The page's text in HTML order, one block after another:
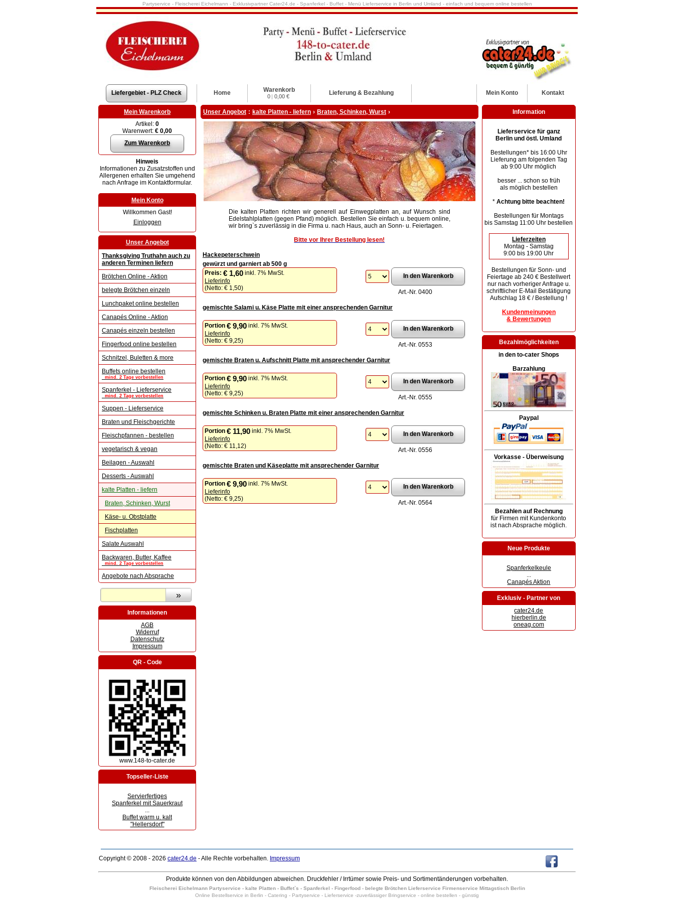
Partyservice - Fleischerei Eichelmann - Exklusivpartner Cater24.de - Spanferkel - Buffet - Menü Lieferservice in Berlin und Umland - einfach und bequem online bestellen
Liefergebiet - PLZ Check Home Warenkorb
0 | 0,00 € Lieferung & Bezahlung Kontakt
Mein Konto
Mein Warenkorb
Artikel: 0
Warenwert: € 0,00
Zum Warenkorb
Hinweis
Informationen zu Zusatzstoffen und
Allergenen erhalten Sie umgehend
nach Anfrage im Kontaktformular.
Mein Konto
Willkommen Gast!
Einloggen
Unser Angebot
Thanksgiving Truthahn auch zu
anderen Terminen liefern
Brötchen Online - Aktion
belegte Brötchen einzeln
Lunchpaket online bestellen
Canapés Online - Aktion
Canapés einzeln bestellen
Fingerfood online bestellen
Schnitzel, Buletten & more
Buffets online bestellen
mind. 2 Tage vorbestellen
Spanferkel - Lieferservice
mind. 2 Tage vorbestellen
Suppen - Lieferservice
Braten und Fleischgerichte
Fleischpfannen - bestellen
vegetarisch & vegan
Beilagen - Auswahl
Desserts - Auswahl
kalte Platten - liefern
Braten, Schinken, Wurst
Käse- u. Obstplatte
Fischplatten
Salate Auswahl
Backwaren, Butter, Kaffee
mind. 2 Tage vorbestellen
Angebote nach Absprache
Informationen
AGB
Widerruf
Datenschutz
Impressum
QR - Code
www.148-to-cater.de
Topseller-Liste
Servierfertiges
Spanferkel mit Sauerkraut
...
Buffet warm u. kalt
"Hellersdorf"
Unser Angebot : kalte Platten - liefern › Braten, Schinken, Wurst ›
Die kalten Platten richten wir generell auf Einwegplatten an, auf Wunsch sind
Edelstahlplatten (gegen Pfand) möglich. Bestellen Sie einfach u. bequem online,
wir bring`s zuverlässig in die Firma u. nach Haus, auch an Sonn- u. Feiertagen.
Bitte vor Ihrer Bestellung lesen!
Hackepeterschwein
gewürzt und garniert ab 500 g
Preis: € 1,60 inkl. 7% MwSt.
Lieferinfo
(Netto: € 1,50)
Art.-Nr. 0400
gemischte Salami u. Käse Platte mit einer ansprechenden Garnitur
Portion € 9,90 inkl. 7% MwSt.
Lieferinfo
(Netto: € 9,25)
Art.-Nr. 0553
gemischte Braten u. Aufschnitt Platte mit ansprechender Garnitur
Portion € 9,90 inkl. 7% MwSt.
Lieferinfo
(Netto: € 9,25)
Art.-Nr. 0555
gemischte Schinken u. Braten Platte mit einer ansprechenden Garnitur
Portion € 11,90 inkl. 7% MwSt.
Lieferinfo
(Netto: € 11,12)
Art.-Nr. 0556
gemischte Braten und Käseplatte mit ansprechender Garnitur
Portion € 9,90 inkl. 7% MwSt.
Lieferinfo
(Netto: € 9,25)
Art.-Nr. 0564
Information
Lieferservice für ganz
Berlin und östl. Umland
Bestellungen* bis 16:00 Uhr
Lieferung am folgenden Tag
ab 9:00 Uhr möglich
besser ... schon so früh
als möglich bestellen
*Achtung bitte beachten!
Bestellungen für Montags
bis Samstag 11:00 Uhr bestellen
Lieferzeiten
Montag - Samstag
9:00 bis 19:00 Uhr
Bestellungen für Sonn- und
Feiertage ab 240 € Bestellwert
nur nach vorheriger Anfrage u.
schriftlicher E-Mail Bestätigung
Aufschlag 18 € / Bestellung !
Kundenmeinungen
& Bewertungen
Bezahlmöglichkeiten
in den to-cater Shops
Barzahlung
Paypal
Vorkasse - Überweisung
Bezahlen auf Rechnung
für Firmen mit Kundenkonto
ist nach Absprache möglich.
Neue Produkte
Spanferkelkeule
...
Canapés Aktion
Exklusiv - Partner von
cater24.de
hierberlin.de
oneag.com
Copyright © 2008 - 2026 cater24.de - Alle Rechte vorbehalten. Impressum
Produkte können von den Abbildungen abweichen. Druckfehler / Irrtümer sowie Preis- und Sortimentänderungen vorbehalten.
Fleischerei Eichelmann Partyservice - kalte Platten - Buffet`s - Spanferkel - Fingerfood - belegte Brötchen Lieferservice Firmenservice Mittagstisch Berlin
Online Bestellservice in Berlin - Catering - Partyservice - Lieferservice -zuverlässiger Bringservice - online bestellen - günstig